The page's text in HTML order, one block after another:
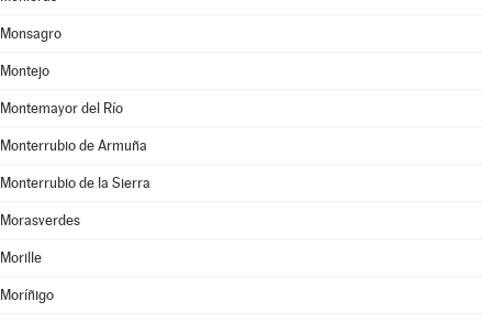
Monsagro
Montejo
Montemayor del Río
Monterrubio de Armuña
Monterrubio de la Sierra
Morasverdes
Morille
Moríñigo